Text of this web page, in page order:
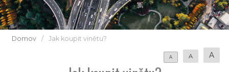
Domov / Jak koupit vinětu?
A A A